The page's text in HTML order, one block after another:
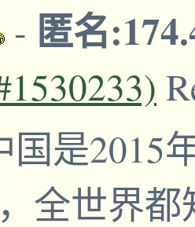
- 匿名
国是2015
全世界